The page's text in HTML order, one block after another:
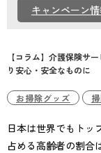
個人情報保護
キャンペーン
【コラム】介護保険サ
り安心・安全なものに
お掃除グッズ
日本は世界でもトッ
占める高齢者の割合